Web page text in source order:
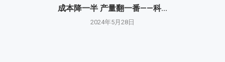
成本降一半 产量翻一番——科...
2024年5月28日